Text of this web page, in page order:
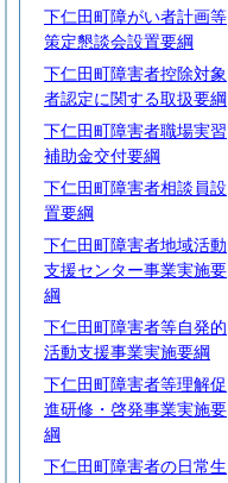
下仁田町障がい者計画等
策定懇談会設置要綱
下仁田町障害者控除対象
者認定に関する取扱要綱
下仁田町障害者職場実習
補助金交付要綱
下仁田町障害者相談員設
置要綱
下仁田町障害者地域活動
支援センター事業実施要
綱
下仁田町障害者等自発的
活動支援事業実施要綱
下仁田町障害者等理解促
進研修・啓発事業実施要
綱
下仁田町障害者の日常生